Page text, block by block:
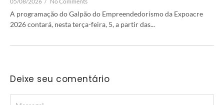
A programação do Galpão do Empreendedorismo da Expoacre
2026 contará, nesta terça-feira, 5, a partir das...
Deixe seu comentário